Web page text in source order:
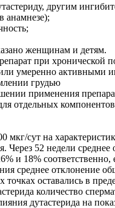
другим
анамнезе);
женщинам и детям.
при
умеренно активными
грудью
применения
отдельных
мкг/сут на
Через 52 недели
и 18%
среднее отклонение
оставались в
количество
дутастерида на